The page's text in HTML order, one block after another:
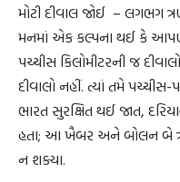
મોટી દીવાલ જોઈ – લગભગ
મનમાં એક કલ્પના થઈ કે
પચ્ચીસ કિલોમીટરની જ
દીવાલો નહીં. ત્યાં તમે પચ્ચીસ-
ભારત સુરક્ષિત થઈ જાત,
હતા; આ ખૈબર અને બોલન બે
ન શક્યા.